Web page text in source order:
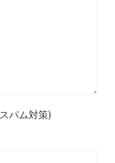
パム対策)